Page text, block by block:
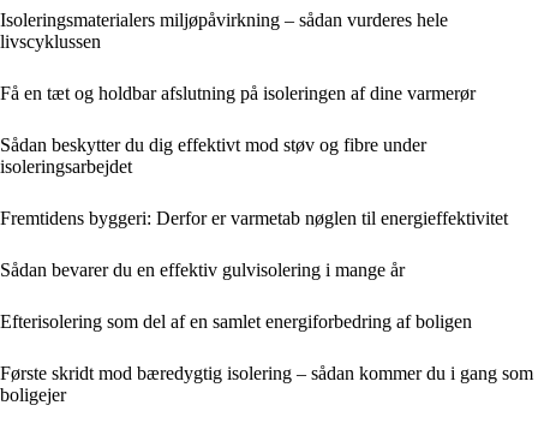
Isoleringsmaterialers miljøpåvirkning – sådan vurderes hele
livscyklussen
Få en tæt og holdbar afslutning på isoleringen af dine varmerør
Sådan beskytter du dig effektivt mod støv og fibre under
isoleringsarbejdet
Fremtidens byggeri: Derfor er varmetab nøglen til energieffektivitet
Sådan bevarer du en effektiv gulvisolering i mange år
Efterisolering som del af en samlet energiforbedring af boligen
Første skridt mod bæredygtig isolering – sådan kommer du i gang som
boligejer